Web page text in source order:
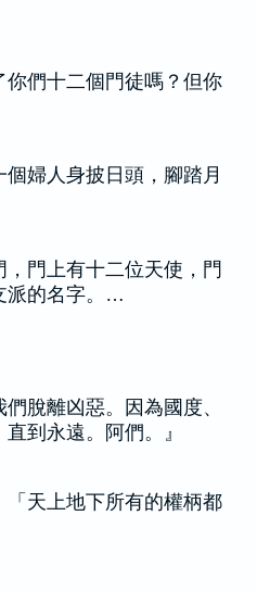
們十二個門徒嗎？但你
婦人身披日頭，腳踏月
門上有十二位天使，門
派的名字。…
脫離凶惡。因為國度、
到永遠。阿們。』
天上地下所有的權柄都